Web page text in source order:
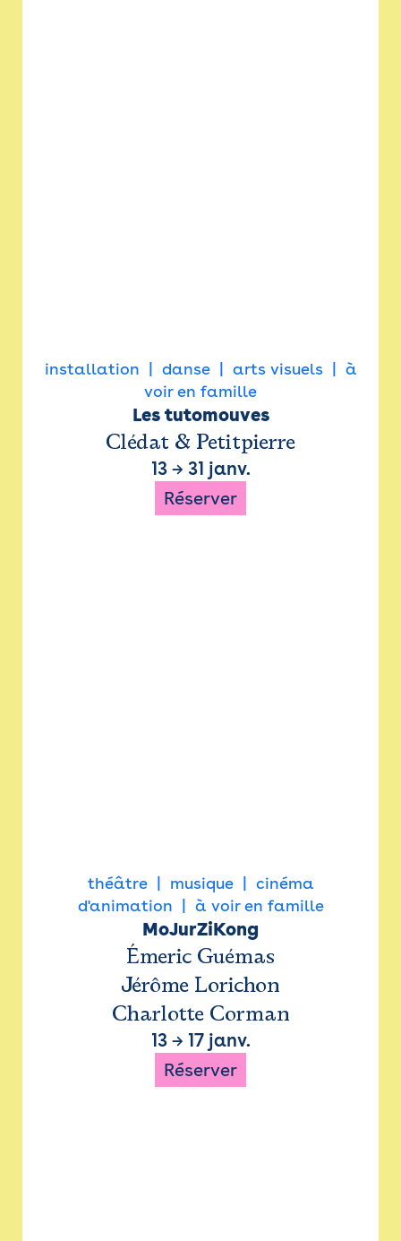
installation danse arts visuels
à
voir en famille
Les tutomouves
Clédat & Petitpierre
13→ 31 janv.
Réserver
théâtre musique
cinéma
d'animation
à voir en famille
MoJurZiKong
Émeric Guémas
Jérôme Lorichon
Charlotte Corman
13→ 17 janv.
Réserver